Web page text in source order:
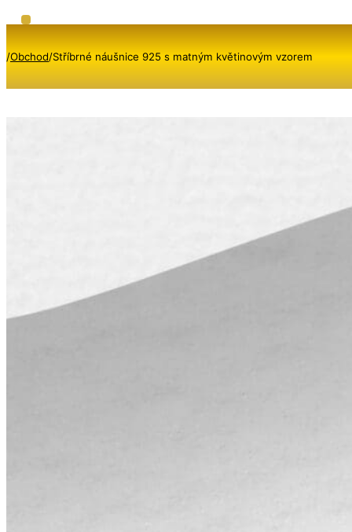
/Obchod/Stříbrné náušnice 925 s matným květinovým vzorem